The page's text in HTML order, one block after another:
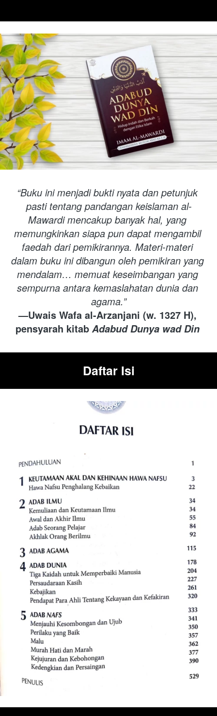
“Buku ini menjadi bukti nyata dan petunjuk
pasti tentang pandangan keislaman al-
Mawardi mencakup banyak hal, yang
memungkinkan siapa pun dapat mengambil
faedah dari pemikirannya. Materi-materi
dalam buku ini dibangun oleh pemikiran yang
mendalam… memuat keseimbangan yang
sempurna antara kemaslahatan dunia dan
agama.”
—Uwais Wafa al-Arzanjani (w. 1327 H),
pensyarah kitab Adabud Dunya wad Din
Daftar Isi